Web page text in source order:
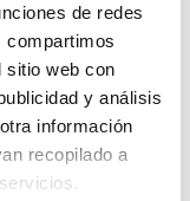
de redes
compartimos
sitio web con
y análisis
información
recopilado a
Moncada le
en la tercera
quien se
día, las tres
conscientes